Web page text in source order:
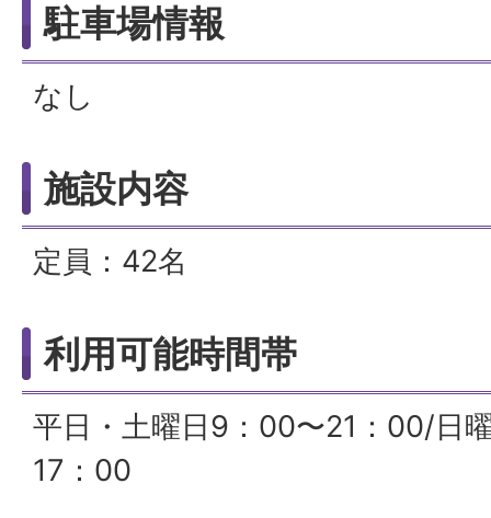
駐車場情報
なし
施設内容
定員：42名
利用可能時間帯
平日・土曜日9：00〜21：00/日
17：00